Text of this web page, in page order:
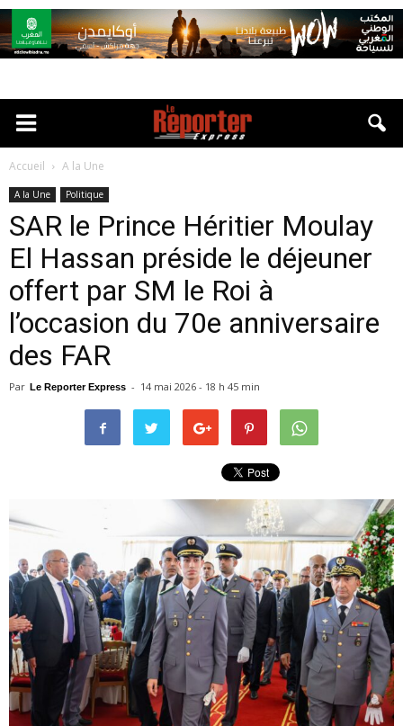
Accueil A la Une
A la Une Politique
SAR le Prince Héritier Moulay
El Hassan préside le déjeuner
offert par SM le Roi à
l’occasion du 70e anniversaire
des FAR
Par Le Reporter Express - 14 mai 2026 - 18 h 45 min